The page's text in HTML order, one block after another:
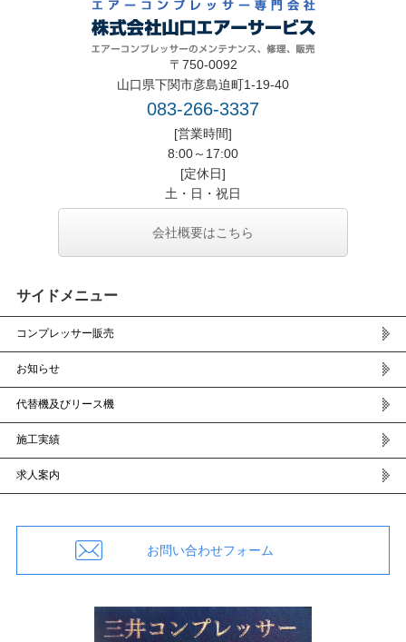
〒750-0092
山口県下関市彦島迫町1-19-40
083-266-3337
[営業時間]
8:00～17:00
[定休日]
土・日・祝日
会社概要はこちら
サイドメニュー
コンプレッサー販売
お知らせ
代替機及びリース機
施工実績
求人案内
お問い合わせフォーム